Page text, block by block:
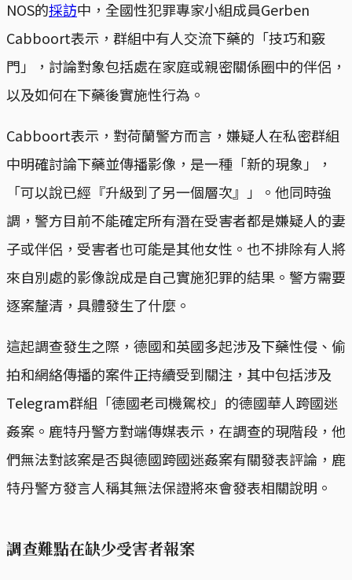
NOS的採訪中，全國性犯罪專家小組成員Gerben
Cabboort表示，群組中有人交流下藥的「技巧和竅
門」，討論對象包括處在家庭或親密關係圈中的伴侶，
以及如何在下藥後實施性行為。
Cabboort表示，對荷蘭警方而言，嫌疑人在私密群組
中明確討論下藥並傳播影像，是一種「新的現象」，
「可以說已經『升級到了另一個層次』」。他同時強
調，警方目前不能確定所有潛在受害者都是嫌疑人的妻
子或伴侶，受害者也可能是其他女性。也不排除有人將
來自別處的影像說成是自己實施犯罪的結果。警方需要
逐案釐清，具體發生了什麼。
這起調查發生之際，德國和英國多起涉及下藥性侵、偷
拍和網絡傳播的案件正持續受到關注，其中包括涉及
Telegram群組「德國老司機駕校」的德國華人跨國迷
姦案。鹿特丹警方對端傳媒表示，在調查的現階段，他
們無法對該案是否與德國跨國迷姦案有關發表評論，鹿
特丹警方發言人稱其無法保證將來會發表相關說明。
調查難點在缺少受害者報案